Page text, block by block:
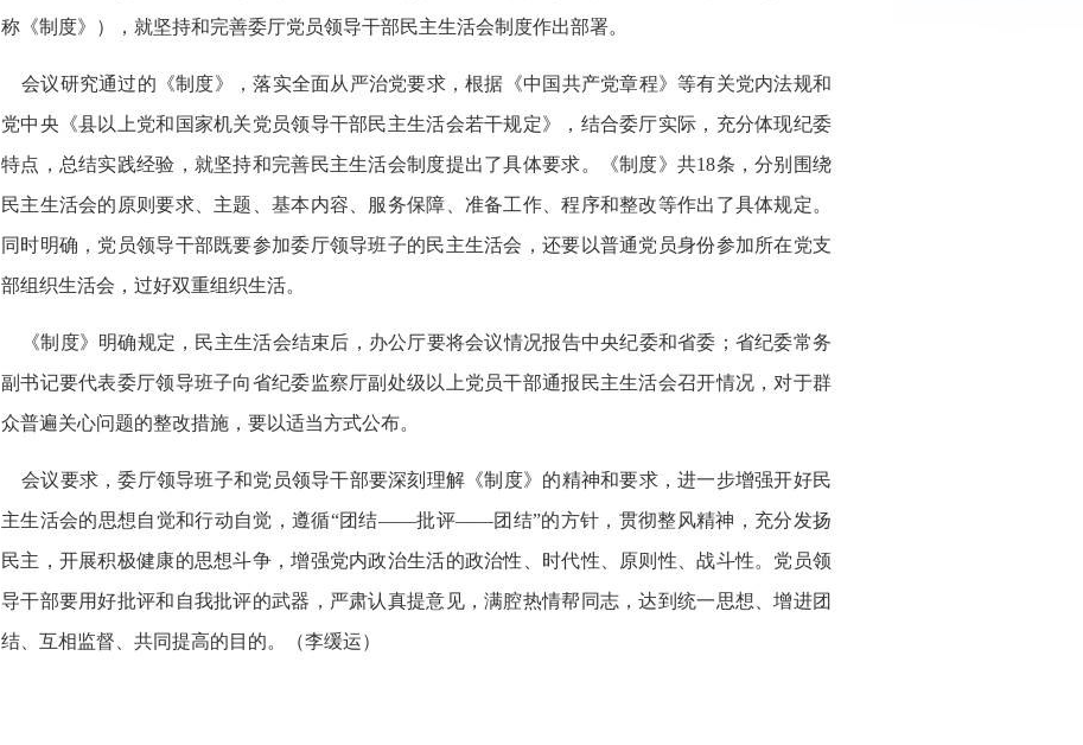
称《制度》），就坚持和完善委厅党员领导干部民主生活会制度作出部署。
会议研究通过的《制度》，落实全面从严治党要求，根据《中国共产党章程》等有关党内法规和
党中央《县以上党和国家机关党员领导干部民主生活会若干规定》，结合委厅实际，充分体现纪委
特点，总结实践经验，就坚持和完善民主生活会制度提出了具体要求。《制度》共18条，分别围绕
民主生活会的原则要求、主题、基本内容、服务保障、准备工作、程序和整改等作出了具体规定。
同时明确，党员领导干部既要参加委厅领导班子的民主生活会，还要以普通党员身份参加所在党支
部组织生活会，过好双重组织生活。
《制度》明确规定，民主生活会结束后，办公厅要将会议情况报告中央纪委和省委；省纪委常务
副书记要代表委厅领导班子向省纪委监察厅副处级以上党员干部通报民主生活会召开情况，对于群
众普遍关心问题的整改措施，要以适当方式公布。
会议要求，委厅领导班子和党员领导干部要深刻理解《制度》的精神和要求，进一步增强开好民
主生活会的思想自觉和行动自觉，遵循“团结——批评——团结”的方针，贯彻整风精神，充分发扬
民主，开展积极健康的思想斗争，增强党内政治生活的政治性、时代性、原则性、战斗性。党员领
导干部要用好批评和自我批评的武器，严肃认真提意见，满腔热情帮同志，达到统一思想、增进团
结、互相监督、共同提高的目的。（李缓运）